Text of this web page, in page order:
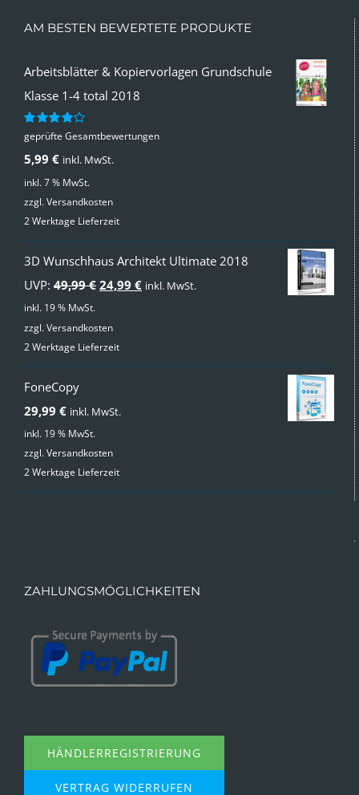
AM BESTEN BEWERTETE PRODUKTE
Arbeitsblätter & Kopiervorlagen Grundschule
Klasse 1-4 total 2018
Bewertet
von 5
geprüfte Gesamtbewertungen
5,99 € inkl. MwSt.
inkl. 7 % MwSt.
zzgl.Versandkosten
2 Werktage Lieferzeit
3D Wunschhaus Architekt Ultimate 2018
UVP: 49,99€ Ursprünglicher
war:
24,99 €Aktueller
inkl. MwSt.
inkl. 19 % MwSt.
zzgl.Versandkosten
2 Werktage Lieferzeit
FoneCopy
29,99 € inkl. MwSt.
inkl. 19 % MwSt.
zzgl.Versandkosten
2 Werktage Lieferzeit
ZAHLUNGSMÖGLICHKEITEN
HÄNDLERREGISTRIERUNG
VERTRAG WIDERRUFEN